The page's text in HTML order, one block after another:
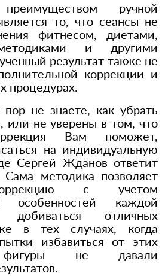
ручной
то, что сеансы не
фитнесом, диетами,
и другими
результат также не
коррекции и
процедурах.
не знаете, как убрать
или не уверены в том, что
Вам поможет,
на индивидуальную
Сергей Жданов ответит
методика позволяет
с учетом
особенностей каждой
отличных
в тех случаях, когда
избавиться от этих
фигуры не давали